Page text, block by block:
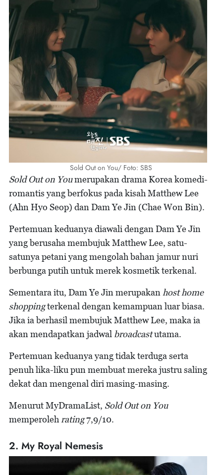
Sold Out on You/ Foto: SBS
Sold Out on Youmerupakan drama Korea komedi-
romantis yang berfokus pada kisah Matthew Lee
(Ahn Hyo Seop) dan Dam Ye Jin (Chae Won Bin).
Pertemuan keduanya diawali dengan Dam Ye Jin
yang berusaha membujuk Matthew Lee, satu-
satunya petani yang mengolah bahan jamur nuri
berbunga putih untuk merek kosmetik terkenal.
Sementara itu, Dam Ye Jin merupakan host home
shoppingterkenal dengan kemampuan luar biasa.
Jika ia berhasil membujuk Matthew Lee, maka ia
akan mendapatkan jadwal broadcastutama.
Pertemuan keduanya yang tidak terduga serta
penuh lika-liku pun membuat mereka justru saling
dekat dan mengenal diri masing-masing.
Menurut MyDramaList, Sold Out on You
memperoleh rating7,9/10.
2. My Royal Nemesis